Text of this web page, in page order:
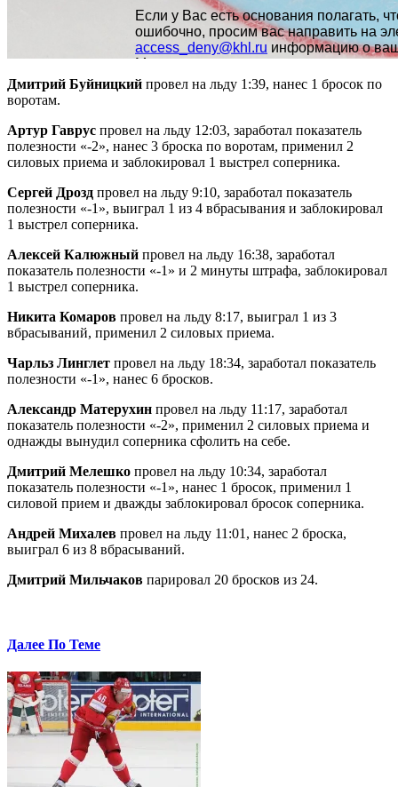
Дмитрий Буйницкий провел на льду 1:39, нанес 1 бросок по
воротам.
Артур Гаврус провел на льду 12:03, заработал показатель
полезности «-2», нанес 3 броска по воротам, применил 2
силовых приема и заблокировал 1 выстрел соперника.
Сергей Дрозд провел на льду 9:10, заработал показатель
полезности «-1», выиграл 1 из 4 вбрасывания и заблокировал
1 выстрел соперника.
Алексей Калюжный провел на льду 16:38, заработал
показатель полезности «-1» и 2 минуты штрафа, заблокировал
1 выстрел соперника.
Никита Комаров провел на льду 8:17, выиграл 1 из 3
вбрасываний, применил 2 силовых приема.
Чарльз Линглет провел на льду 18:34, заработал показатель
полезности «-1», нанес 6 бросков.
Александр Матерухин провел на льду 11:17, заработал
показатель полезности «-2», применил 2 силовых приема и
однажды вынудил соперника сфолить на себе.
Дмитрий Мелешко провел на льду 10:34, заработал
показатель полезности «-1», нанес 1 бросок, применил 1
силовой прием и дважды заблокировал бросок соперника.
Андрей Михалев провел на льду 11:01, нанес 2 броска,
выиграл 6 из 8 вбрасываний.
Дмитрий Мильчаков парировал 20 бросков из 24.
Далее По Теме